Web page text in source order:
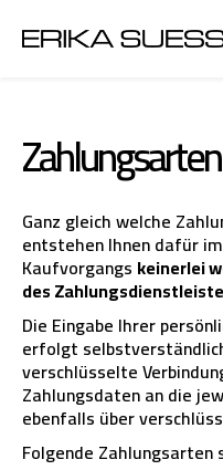
Zahlungsarten
Ganz gleich welche
entstehen Ihnen dafür
Kaufvorgangs keinerlei
des
Die Eingabe Ihrer
erfolgt
verschlüsselte
Zahlungsdaten an die
ebenfalls über
Folgende